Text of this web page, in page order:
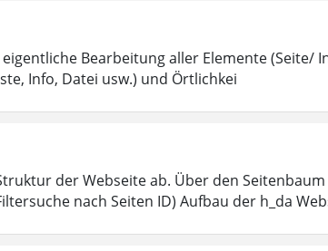
Bearbeitung aller Elemente (Seite/
Info, Datei usw.) und Örtlichkei
der Webseite ab. Über den
nach Seiten ID) Aufbau der h_da